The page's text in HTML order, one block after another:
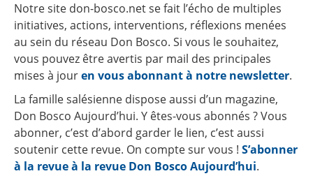
Notre site don-bosco.net se fait l’écho de multiples
initiatives, actions, interventions, réflexions menées
au sein du réseau Don Bosco. Si vous le souhaitez,
vous pouvez être avertis par mail des principales
mises à jouren vous abonnant à notre newsletter.
La famille salésienne dispose aussi d’un magazine,
Don Bosco Aujourd’hui. Y êtes-vous abonnés ? Vous
abonner, c’est d’abord garder le lien, c’est aussi
soutenir cette revue. On compte sur vous ! S’abonner
à la revue à la revue Don Bosco Aujourd’hui.